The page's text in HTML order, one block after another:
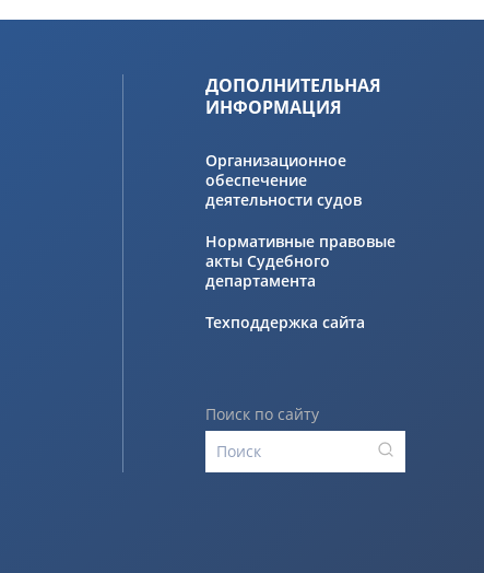
ДОПОЛНИТЕЛЬНАЯ
ИНФОРМАЦИЯ
Организационное
обеспечение
деятельности судов
Нормативные правовые
акты Судебного
департамента
Техподдержка сайта
Поиск по сайту